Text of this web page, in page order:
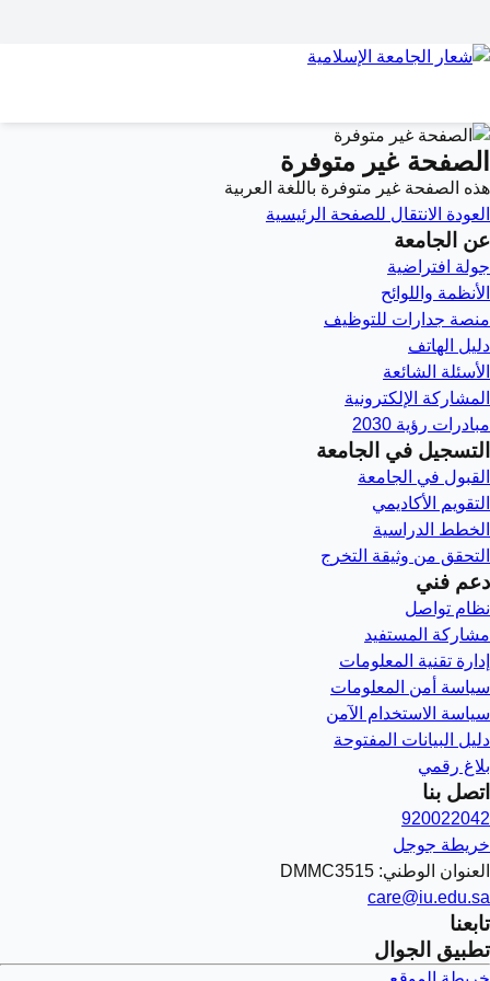
الصفحة غير متوفرة
هذه الصفحة غير متوفرة باللغة العربية
العودة الانتقال للصفحة الرئيسية
عن الجامعة
جولة افتراضية
الأنظمة واللوائح
منصة جدارات للتوظيف
دليل الهاتف
الأسئلة الشائعة
المشاركة الإلكترونية
مبادرات رؤية 2030
التسجيل في الجامعة
القبول في الجامعة
التقويم الأكاديمي
الخطط الدراسية
التحقق من وثيقة التخرج
دعم فني
نظام تواصل
مشاركة المستفيد
إدارة تقنية المعلومات
سياسة أمن المعلومات
سياسة الاستخدام الآمن
دليل البيانات المفتوحة
بلاغ رقمي
اتصل بنا
920022042
خريطة جوجل
العنوان الوطني: DMMC3515
care@iu.edu.sa
تابعنا
تطبيق الجوال